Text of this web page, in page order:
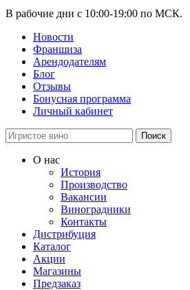
В рабочие дни с 10:00-19:00 по МСК.
Новости
Франшиза
Арендодателям
Блог
Отзывы
Бонусная программа
Личный кабинет
Поиск
О нас
История
Производство
Вакансии
Виноградники
Контакты
Дистрибуция
Каталог
Акции
Магазины
Предзаказ